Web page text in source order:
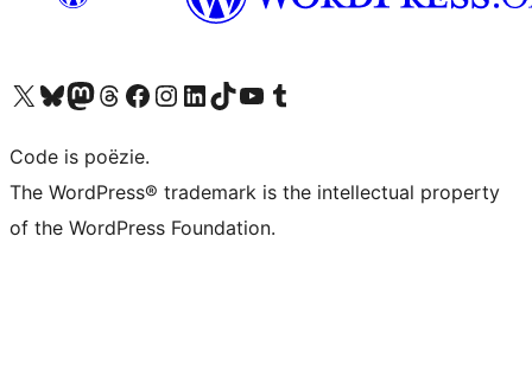
Bezoek ons X (voorheen Twitter) account
Bezoek ons Bluesky account
Bezoek ons Mastodon account
Bezoek ons Threads account
Onze Facebook pagina bezoeken
Bezoek ons Instagram account
Bezoek ons LinkedIn account
Bezoek ons TikTok account
Bezoek ons YouTube kanaalBezoek ons Tumblr account
Code is poëzie.
The WordPress® trademark is the intellectual property
of the WordPress Foundation.